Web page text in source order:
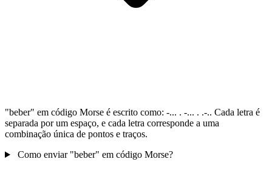
"beber" em código Morse é escrito como: -... . -... . .-.. Cada letra é
separada por um espaço, e cada letra corresponde a uma
combinação única de pontos e traços.
Como enviar "beber" em código Morse?